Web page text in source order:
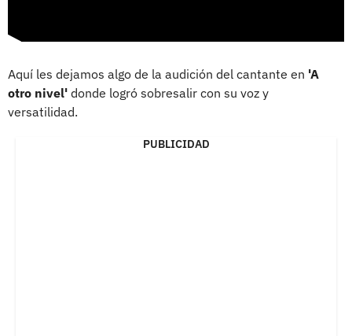
Aquí les dejamos algo de la audición del cantante en 'A
otro nivel' donde logró sobresalir con su voz y
versatilidad.
PUBLICIDAD